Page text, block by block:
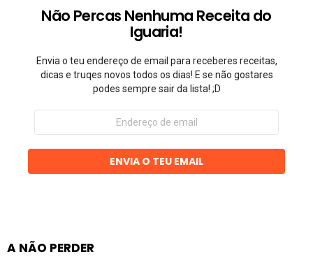
Não Percas Nenhuma Receita do
Iguaria!
Envia o teu endereço de email para receberes receitas,
dicas e truqes novos todos os dias! E se não gostares
podes sempre sair da lista! ;D
Endereço
email
ENVIA O TEU EMAIL
A NÃO PERDER